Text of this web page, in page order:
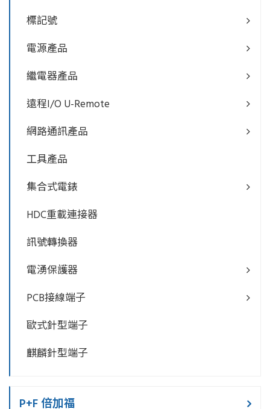
標記號
電源產品
繼電器產品
遠程I/O U-Remote
網路通訊產品
工具產品
集合式電錶
HDC重載連接器
訊號轉換器
電湧保護器
PCB接線端子
歐式針型端子
麒麟針型端子
P+F 倍加福